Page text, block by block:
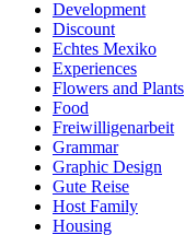
Development
Discount
Echtes Mexiko
Experiences
Flowers and Plants
Food
Freiwilligenarbeit
Grammar
Graphic Design
Gute Reise
Host Family
Housing